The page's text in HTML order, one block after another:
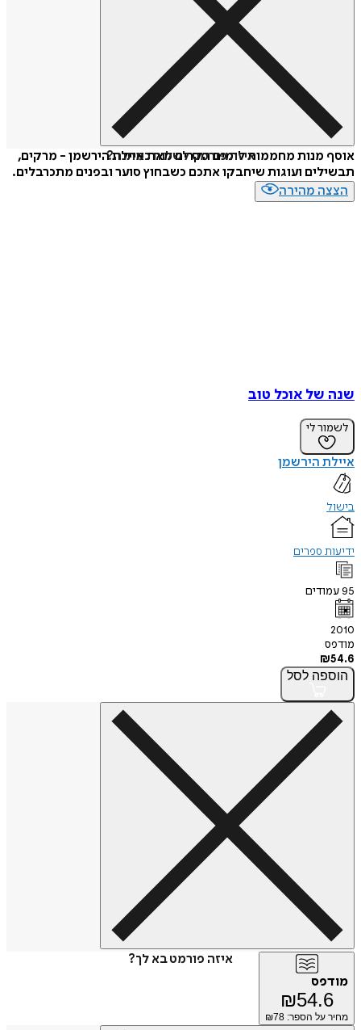
איזה פורמט לשלוח כמתנה?
אוסף מנות מחממות לימים הקרים מאת איילת הירשמן - מרקים,
תבשילים ועוגות שיחבקו אתכם כשבחוץ סוער ובפנים מתכרבלים.
הצצה מהירה
שנה של אוכל טוב
לשמור לי
איילת הירשמן
בישול
ידיעות ספרים
95עמודים
2010
מודפס
₪54.6
הוספה לסל
איזה פורמט בא לך?
מודפס
₪54.6
מחיר על הספר: ₪ 78